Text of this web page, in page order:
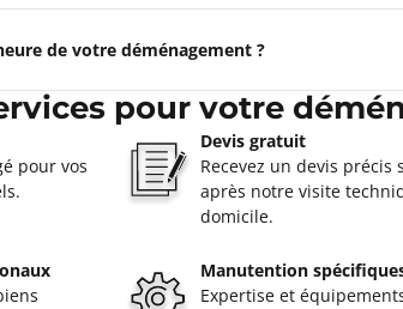
de votre déménagement ?
pour votre
pour vos
Devis gratuit
Recevez un devis précis
après notre visite
domicile.
Manutention
Expertise et